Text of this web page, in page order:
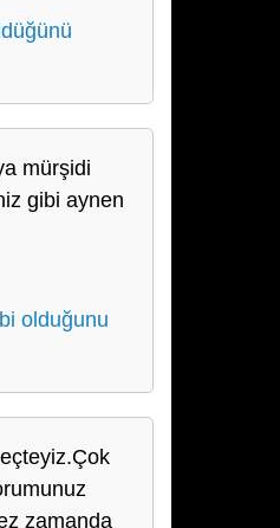
mürşidi
gibi aynen
olduğunu
zamanda